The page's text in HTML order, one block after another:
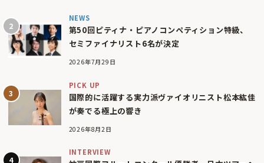
NEWS
第50回ピティナ・ピアノコンペティション特級、
セミファイナリスト6名が決定
2026年7月29日
PICK UP
国際的に活躍する実力派ヴァイオリニスト松本紘佳
が奏でる極上の響き
2026年8月2日
INTERVIEW